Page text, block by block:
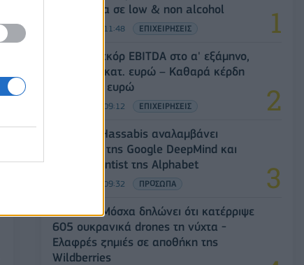
στοιχήματα σε low & non alcohol
06/08/2026 - 11:48 ΕΠΙΧΕΙΡΗΣΕΙΣ
Metlen: Ρεκόρ EBITDA στο α' εξάμηνο,
στα 550 εκατ. ευρώ – Καθαρά κέρδη
313 εκατ. ευρώ
06/08/2026 - 09:12 ΕΠΙΧΕΙΡΗΣΕΙΣ
Ο Demis Hassabis αναλαμβάνει
Πρόεδρος της Google DeepMind και
Chief Scientist της Alphabet
06/08/2026 - 09:32 ΠΡΟΣΩΠΑ
Ρωσία: Η Μόσχα δηλώνει ότι κατέρριψε
605 ουκρανικά drones τη νύχτα -
Ελαφρές ζημιές σε αποθήκη της
Wildberries